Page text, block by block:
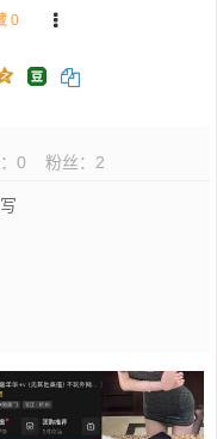
0
0 粉丝： 2